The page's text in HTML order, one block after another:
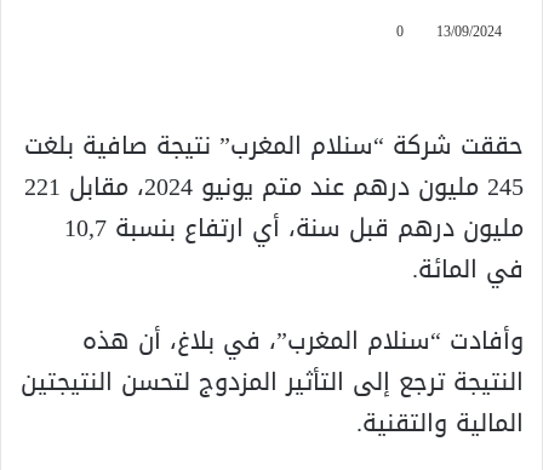
13/09/2024
0
حققت شركة “سنلام المغرب” نتيجة صافية بلغت
245 مليون درهم عند متم يونيو 2024، مقابل 221
مليون درهم قبل سنة، أي ارتفاع بنسبة 10,7
في المائة.
وأفادت “سنلام المغرب”، في بلاغ، أن هذه
النتيجة ترجع إلى التأثير المزدوج لتحسن النتيجتين
المالية والتقنية.